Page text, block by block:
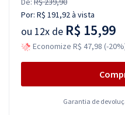
Por: R$ 191,92à vista
ou 12x de R$ 15,99
Economize R$ 47,98 (-
Garantia de